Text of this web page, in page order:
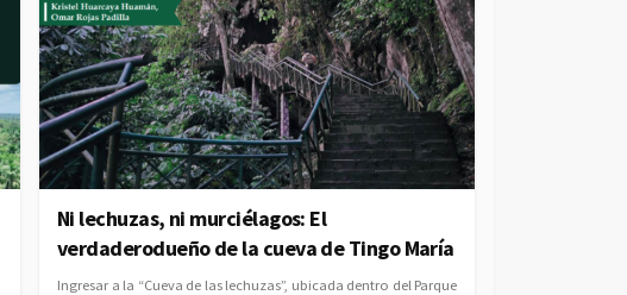
Ni lechuzas, ni murciélagos: El
verdaderodueño de la cueva de Tingo María
Ingresar a la “Cueva de las lechuzas”, ubicada dentro del Parque